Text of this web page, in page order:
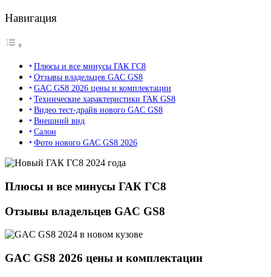
Навигация
Плюсы и все минусы ГАК ГС8
Отзывы владельцев GAC GS8
GAC GS8 2026 цены и комплектации
Технические характеристики ГАК GS8
Видео тест-драйв нового GAC GS8
Внешний вид
Салон
Фото нового GAC GS8 2026
Плюсы и все минусы ГАК ГС8
Отзывы владельцев GAC GS8
GAC GS8 2026 цены и комплектации